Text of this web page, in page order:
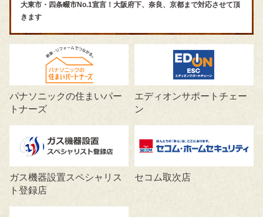
大東市・四条畷市No.1宣言！大阪府下、奈良、京都まで対応させて頂
きます
パナソニックの住まいパー
トナーズ
エディオンサポートチェー
ン
ガス機器設置スペシャリス
ト登録店
セコム取次店